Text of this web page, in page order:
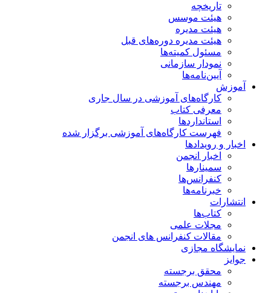
تاریخچه
هیئت موسس
هیئت مدیره
هیئت مدیره دوره‌های قبل
مسئول کمیته‌ها
نمودار سازمانی
آیین‌نامه‌ها
آموزش
کارگاه‌های آموزشی در سال جاری
معرفی کتاب
استانداردها
فهرست کارگاه‌های آموزشی برگزار شده
اخبار و رویدادها
اخبار انجمن
سمینارها
کنفرانس‌ها
خبرنامه‌ها
انتشارات
کتاب‌ها
مجلات علمی
مقالات کنفرانس های انجمن
نمایشگاه مجازی
جوایز
محقق برجسته
مهندس برجسته